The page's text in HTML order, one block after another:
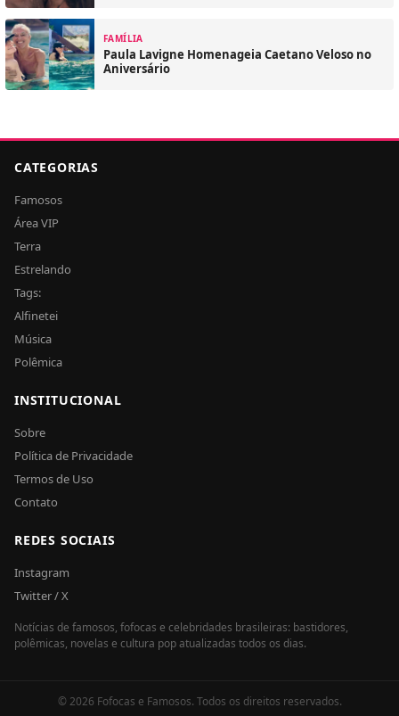
FAMÍLIA
Paula Lavigne Homenageia Caetano Veloso no
Aniversário
CATEGORIAS
Famosos
Área VIP
Terra
Estrelando
Tags:
Alfinetei
Música
Polêmica
INSTITUCIONAL
Sobre
Política de Privacidade
Termos de Uso
Contato
REDES SOCIAIS
Instagram
Twitter / X
Notícias de famosos, fofocas e celebridades brasileiras: bastidores,
polêmicas, novelas e cultura pop atualizadas todos os dias.
© 2026 Fofocas e Famosos. Todos os direitos reservados.